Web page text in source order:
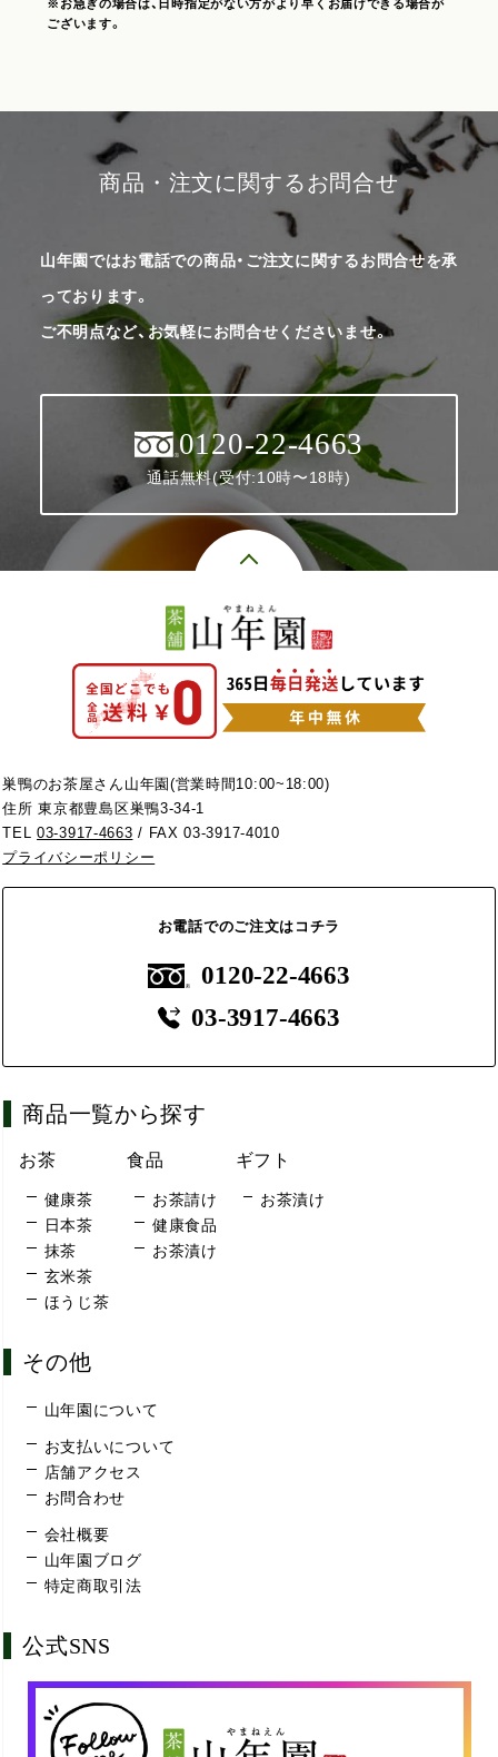
※お急ぎの場合は、日時指定がない方がより早くお届けできる場合が
ございます。
商品・注文に関するお問合せ
山年園ではお電話での商品・ご注文に関するお問合せを承
っております。
ご不明点など、お気軽にお問合せくださいませ。
0120-22-4663
通話無料(受付:10時〜18時)
巣鴨のお茶屋さん山年園(営業時間10:00~18:00)
住所 東京都豊島区巣鴨3-34-1
TEL03-3917-4663 / FAX 03-3917-4010
プライバシーポリシー
お電話でのご注文はコチラ
0120-22-4663
03-3917-4663
商品一覧から探す
お茶
健康茶
日本茶
抹茶
玄米茶
ほうじ茶
食品
お茶請け
健康食品
お茶漬け
ギフト
お茶漬け
その他
山年園について
お支払いについて
店舗アクセス
お問合わせ
会社概要
山年園ブログ
特定商取引法
公式SNS